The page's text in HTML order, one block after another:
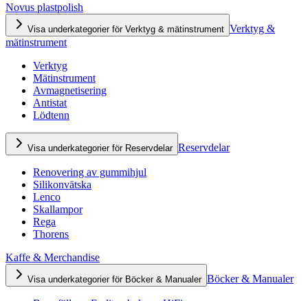
Novus plastpolish
Visa underkategorier för Verktyg & mätinstrument Verktyg &
mätinstrument
Verktyg
Mätinstrument
Avmagnetisering
Antistat
Lödtenn
Visa underkategorier för Reservdelar Reservdelar
Renovering av gummihjul
Silikonvätska
Lenco
Skallampor
Rega
Thorens
Kaffe & Merchandise
Visa underkategorier för Böcker & Manualer Böcker & Manualer